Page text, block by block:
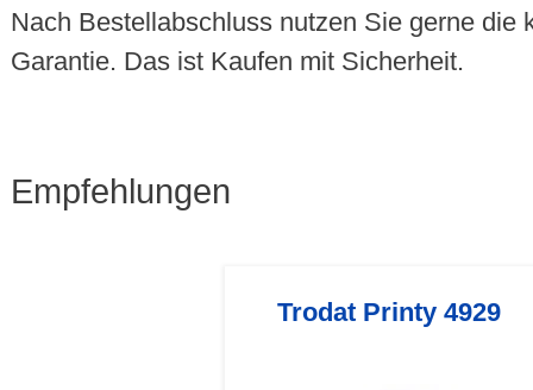
Nach Bestellabschluss nutzen Sie gerne die
Garantie. Das ist Kaufen mit Sicherheit.
Empfehlungen
Trodat Printy 4929